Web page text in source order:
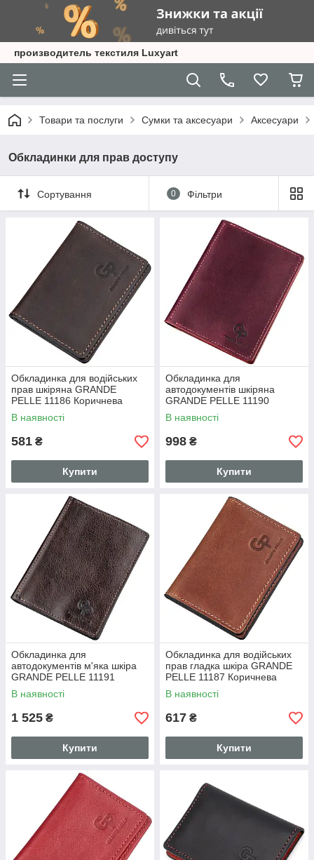
производитель текстиля Luxyart
Товари та послуги Сумки та аксесуари Аксесуари
Обкладинки для прав доступу
Сортування 0 Фільтри
Обкладинка для водійських
прав шкіряна GRANDE
PELLE 11186 Коричнева
В наявності
581 ₴
Купити
Обкладинка для
автодокументів шкіряна
GRANDE PELLE 11190
Бордова
В наявності
998 ₴
Купити
Обкладинка для
автодокументів м'яка шкіра
GRANDE PELLE 11191
Коричнева
В наявності
1 525 ₴
Купити
Обкладинка для водійських
прав гладка шкіра GRANDE
PELLE 11187 Коричнева
В наявності
617 ₴
Купити